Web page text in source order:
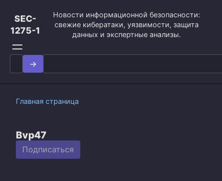
контенту
SEC-
1275-1
Новости информационной безопасности:
свежие кибератаки, уязвимости, защита
данных и экспертные анализы.
Search
for:
Главная страница
Bvp47
Подписаться